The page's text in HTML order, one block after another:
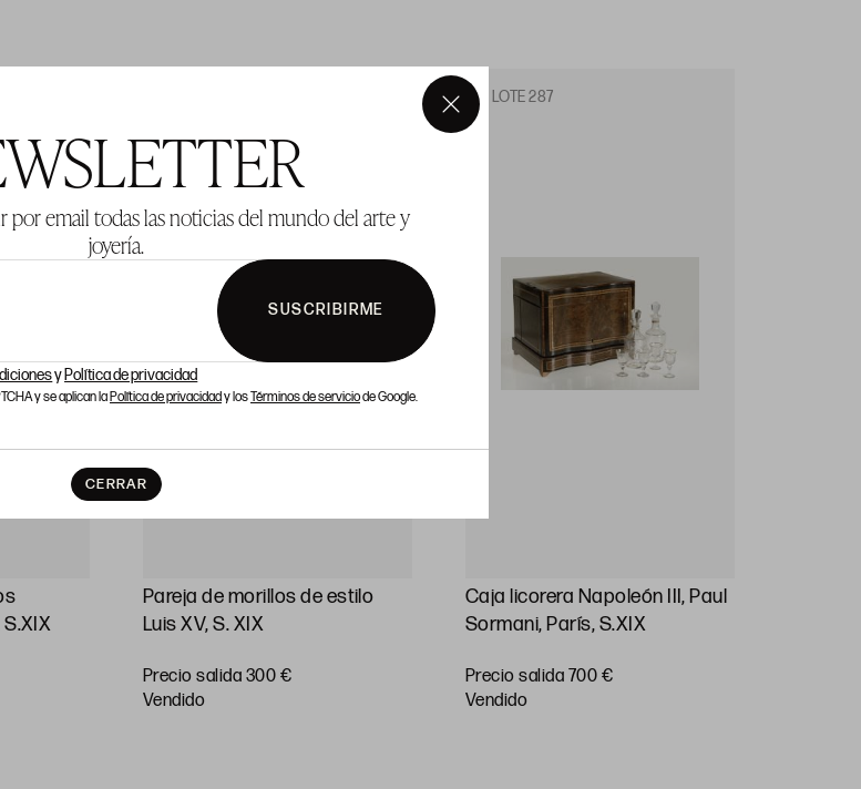
por email todas las noticias del mundo del arte y
joyería.
SUSCRIBIRME
y Política de privacidad
y se aplican laPolítica de privacidady losTérminos de serviciode Google.
CERRAR
×
Pareja de morillos de estilo
Luis XV, S. XIX
Precio salida 300 €
vendido
LOTE 287
Caja licorera Napoleón III, Paul
Sormani, París, S.XIX
Precio salida 700 €
vendido